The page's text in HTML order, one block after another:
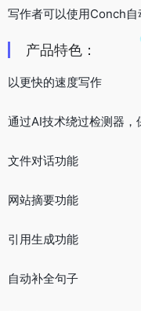
写作者可以使用Conch自
产品特色：
以更快的速度写作
通过AI技术绕过检测器，
文件对话功能
网站摘要功能
引用生成功能
自动补全句子